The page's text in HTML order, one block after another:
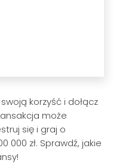
swoją korzyść i dołącz
może
się i graj o
000 zł. Sprawdź, jakie